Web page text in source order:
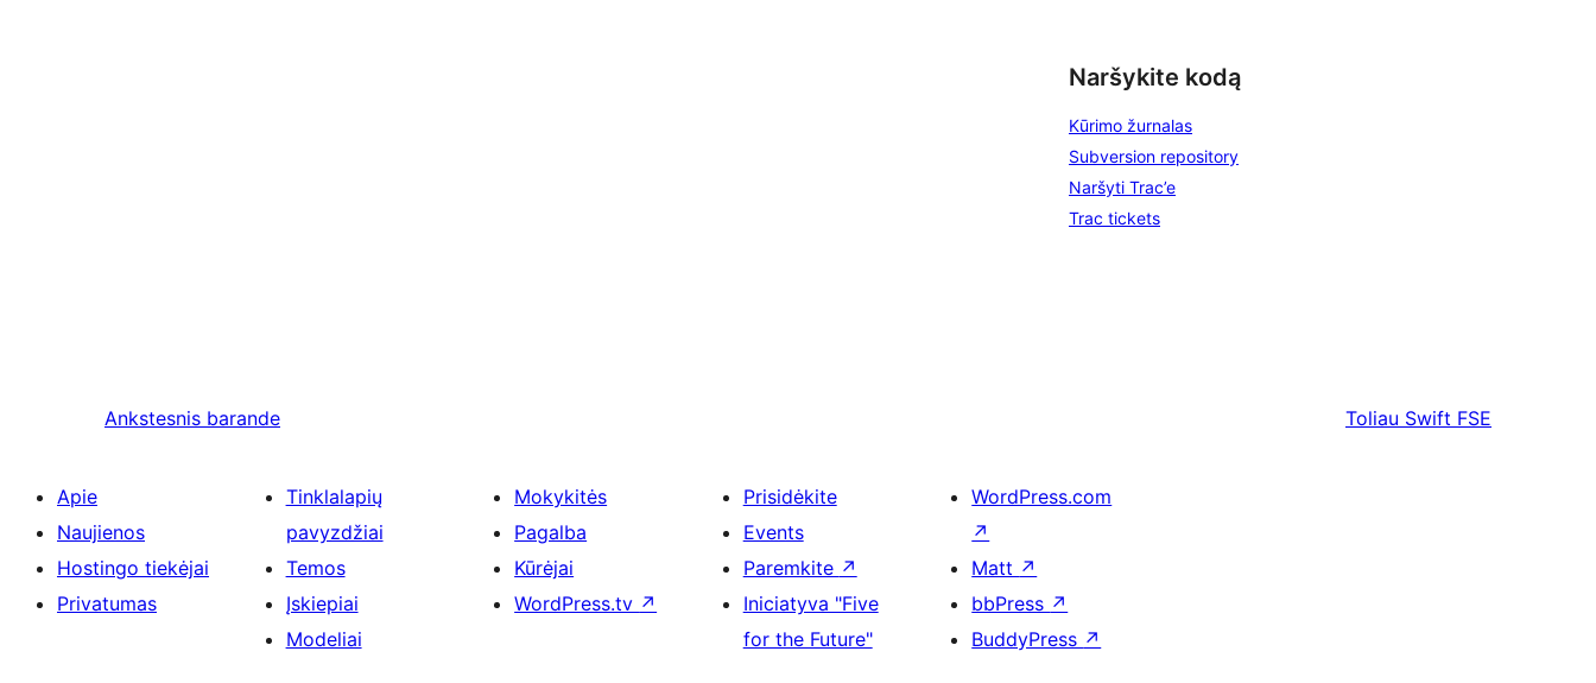
Naršykite kodą
Kūrimo žurnalas
Subversion repository
Naršyti Trac’e
Trac tickets
Ankstesnis barande Toliau Swift FSE
Apie
Naujienos
Hostingo tiekėjai
Privatumas
Tinklalapių
pavyzdžiai
Temos
Įskiepiai
Modeliai
Mokykitės
Pagalba
Kūrėjai
WordPress.tv ↗
Prisidėkite
Events
Paremkite ↗
Iniciatyva "Five
for the Future"
WordPress.com
↗
Matt ↗
bbPress ↗
BuddyPress ↗